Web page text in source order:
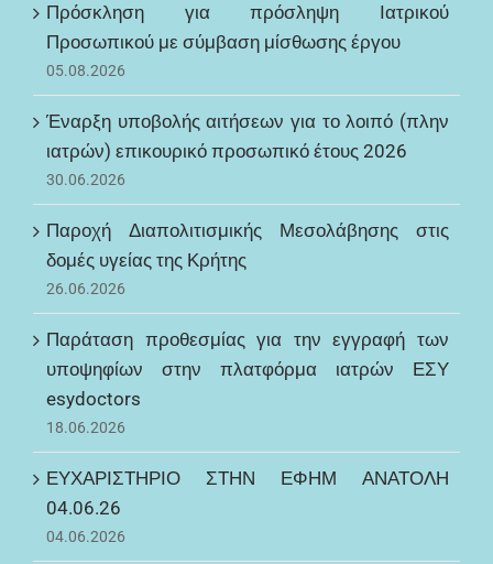
Πρόσκληση για πρόσληψη Ιατρικού
Προσωπικού με σύμβαση μίσθωσης έργου
05.08.2026
Έναρξη υποβολής αιτήσεων για το λοιπό (πλην
ιατρών) επικουρικό προσωπικό έτους 2026
30.06.2026
Παροχή Διαπολιτισμικής Μεσολάβησης στις
δομές υγείας της Κρήτης
26.06.2026
Παράταση προθεσμίας για την εγγραφή των
υποψηφίων στην πλατφόρμα ιατρών ΕΣΥ
esydoctors
18.06.2026
ΕΥΧΑΡΙΣΤΗΡΙΟ ΣΤΗΝ ΕΦΗΜ ΑΝΑΤΟΛΗ
04.06.26
04.06.2026